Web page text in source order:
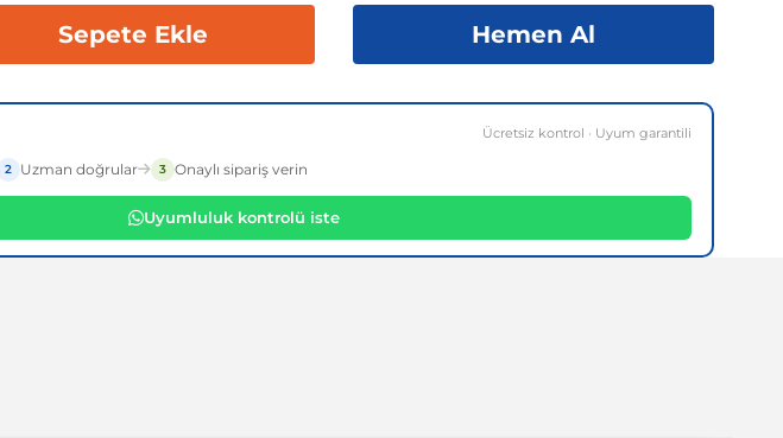
Sepete Ekle Hemen Al
Ücretsiz kontrol · Uyum garantili
2 Uzman doğrular 3 Onaylı sipariş verin
Uyumluluk kontrolü iste